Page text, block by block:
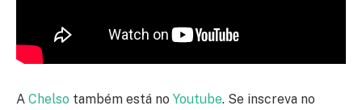
A Chelso também está no Youtube. Se inscreva no